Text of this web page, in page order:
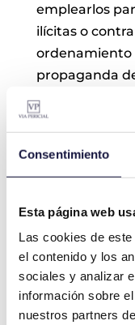
Consentimiento
Esta página web
Las cookies de
el contenido y los
sociales y analizar
información sobre
nuestros partners
emplearlos
ilícitas o
ordenamiento
propaganda
pornográfico-
terrorismo o
Acceso a la
Algunos de los
ofrecidos por
encontrarse
del servicio y
dinero en la